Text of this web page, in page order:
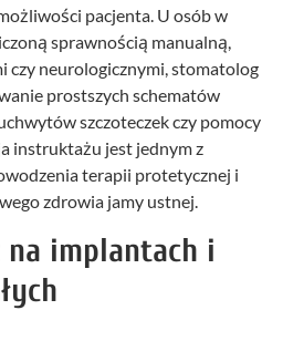
pacjenta. U osób w
sprawnością manualną,
czy neurologicznymi, stomatolog
prostszych schematów
szczoteczek czy pomocy
instruktażu jest jednym z
terapii protetycznej i
zdrowia jamy ustnej.
implantach i